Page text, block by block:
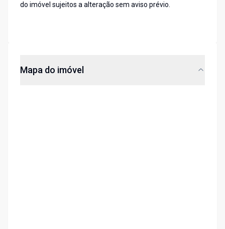
do imóvel sujeitos a alteração sem aviso prévio.
Mapa do imóvel